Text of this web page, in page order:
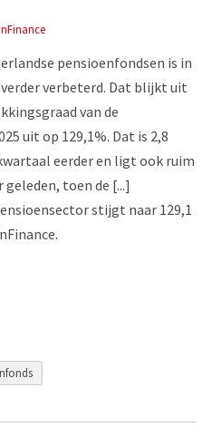
pensioenfondsen is in
verbeterd. Dat blijkt uit
van de
uit op 129,1%. Dat is 2,8
eerder en ligt ook ruim
geleden, toen de [...]
stijgt naar 129,1